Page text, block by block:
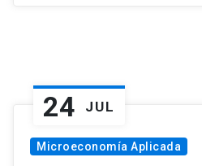
24 JUL
Microeconomía Aplicada